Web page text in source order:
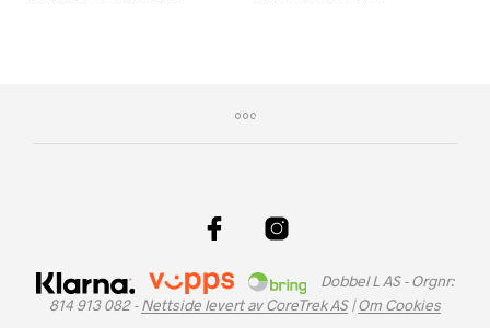
Dobbel L AS - Orgnr:
814 913 082 -Nettside levert av CoreTrek AS|Om Cookies